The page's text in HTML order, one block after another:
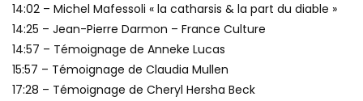
14:02 – Michel Mafessoli « la catharsis & la part du diable »
14:25 – Jean-Pierre Darmon – France Culture
14:57 – Témoignage de Anneke Lucas
15:57 – Témoignage de Claudia Mullen
17:28 – Témoignage de Cheryl Hersha Beck